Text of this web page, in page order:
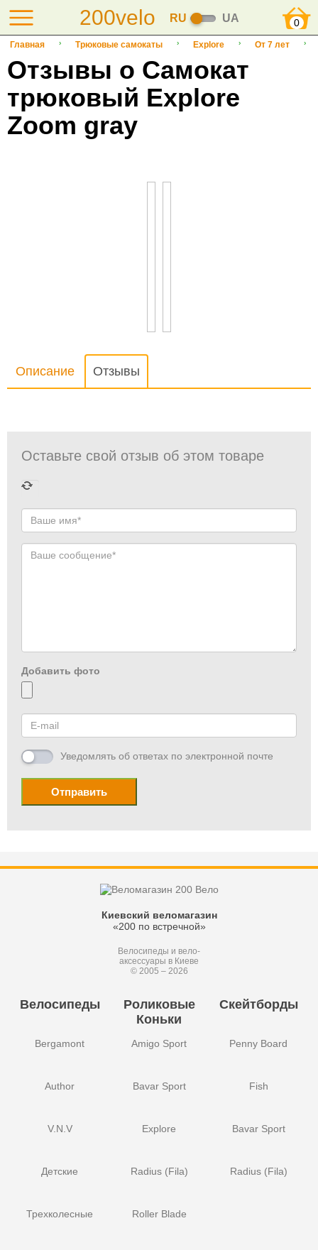
200velo RU UA 0
Главная Трюковые самокаты Explore От 7 лет
Отзывы о Самокат
трюковый Explore
Zoom gray
Описание Отзывы
Оставьте свой отзыв об этом товаре
Добавить фото
Уведомлять об ответах по электронной почте
Отправить
Киевский веломагазин
«200 по встречной»
Велосипеды и вело-
аксессуары в Киеве
© 2005 – 2026
Велосипеды
Bergamont
Author
V.N.V
Детские
Трехколесные
Роликовые
Коньки
Amigo Sport
Bavar Sport
Explore
Radius (Fila)
Roller Blade
Скейтборды
Penny Board
Fish
Bavar Sport
Radius (Fila)